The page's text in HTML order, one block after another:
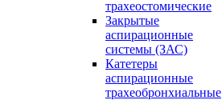
трахеостомические
Закрытые
аспирационные
системы (ЗАС)
Катетеры
аспирационные
трахеобронхиальные